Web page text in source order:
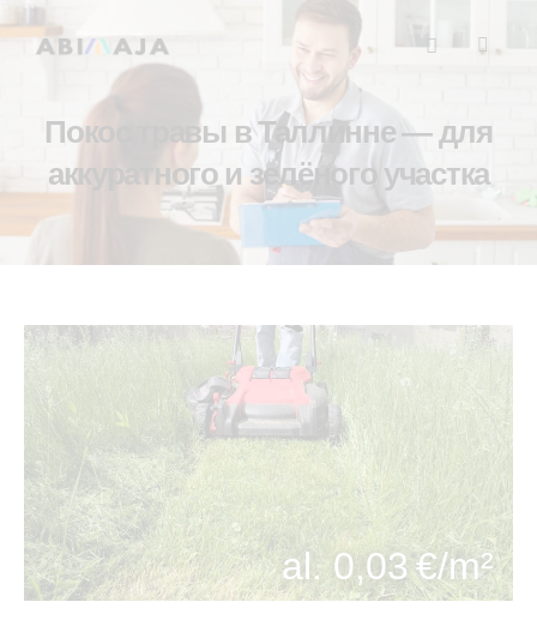
Покос травы в Таллинне — для
аккуратного и зелёного участка
al. 0,03 €/m²